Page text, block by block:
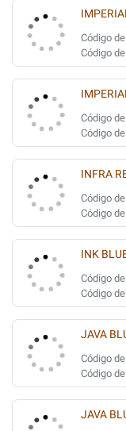
Código
Código
Código
Código
INFRA
Código
Código
INK
Código
Código
JAVA
Código
Código
JAVA